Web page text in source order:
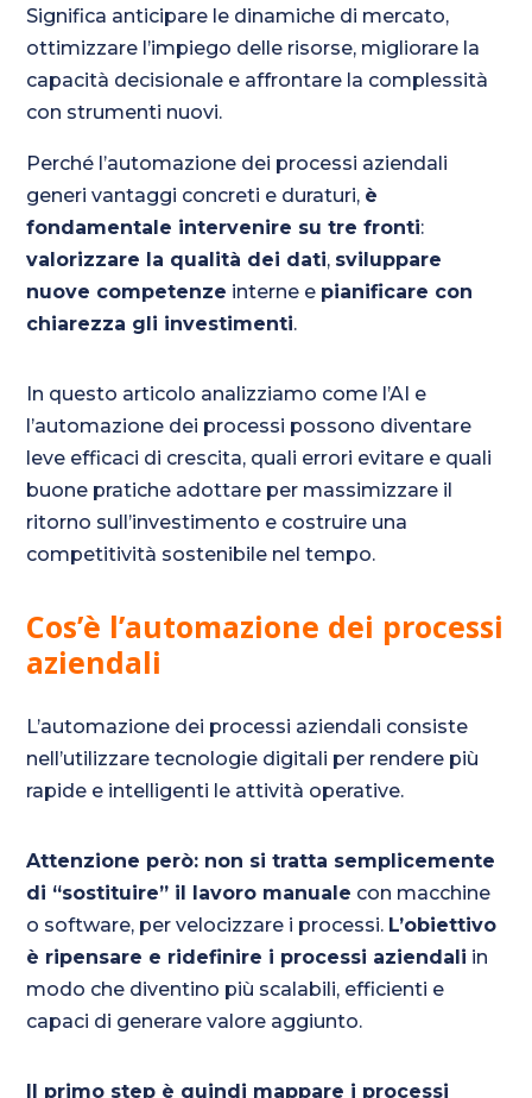
Significa anticipare le dinamiche di mercato,
ottimizzare l’impiego delle risorse, migliorare la
capacità decisionale e affrontare la complessità
con strumenti nuovi.
Perché l’automazione dei processi aziendali
generi vantaggi concreti e duraturi, è
fondamentale intervenire su tre fronti:
valorizzare la qualità dei dati, sviluppare
nuove competenze interne e pianificare con
chiarezza gli investimenti.
In questo articolo analizziamo come l’AI e
l’automazione dei processi possono diventare
leve efficaci di crescita, quali errori evitare e quali
buone pratiche adottare per massimizzare il
ritorno sull’investimento e costruire una
competitività sostenibile nel tempo.
Cos’è l’automazione dei processi
aziendali
L’automazione dei processi aziendali consiste
nell’utilizzare tecnologie digitali per rendere più
rapide e intelligenti le attività operative.
Attenzione però: non si tratta semplicemente
di “sostituire” il lavoro manuale con macchine
o software, per velocizzare i processi. L’obiettivo
è ripensare e ridefinire i processi aziendali in
modo che diventino più scalabili, efficienti e
capaci di generare valore aggiunto.
Il primo step è quindi mappare i processi